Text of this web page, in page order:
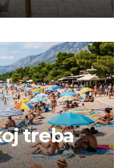
treba